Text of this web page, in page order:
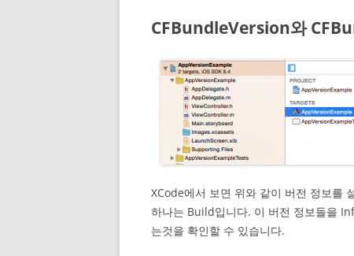
CFBundleVersion와
XCode에서 보면 위와 같이 버전 정보를
하나는 Build입니다. 이 버전 정보들을
는것을 확인할 수 있습니다.